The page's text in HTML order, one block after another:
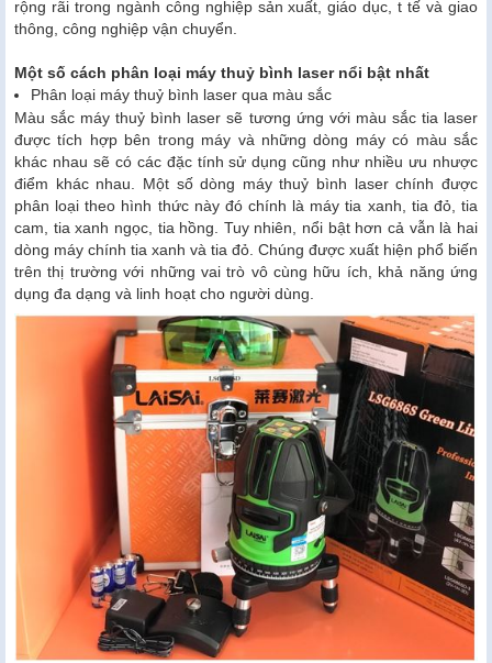
rộng rãi trong ngành công nghiệp sản xuất, giáo dục, t tế và giao
thông, công nghiệp vận chuyển.
Một số cách phân loại máy thuỷ bình laser nổi bật nhất
Phân loại máy thuỷ bình laser qua màu sắc
Màu sắc máy thuỷ bình laser sẽ tương ứng với màu sắc tia laser
được tích hợp bên trong máy và những dòng máy có màu sắc
khác nhau sẽ có các đặc tính sử dụng cũng như nhiều ưu nhược
điểm khác nhau. Một số dòng máy thuỷ bình laser chính được
phân loại theo hình thức này đó chính là máy tia xanh, tia đỏ, tia
cam, tia xanh ngọc, tia hồng. Tuy nhiên, nổi bật hơn cả vẫn là hai
dòng máy chính tia xanh và tia đỏ. Chúng được xuất hiện phổ biến
trên thị trường với những vai trò vô cùng hữu ích, khả năng ứng
dụng đa dạng và linh hoạt cho người dùng.